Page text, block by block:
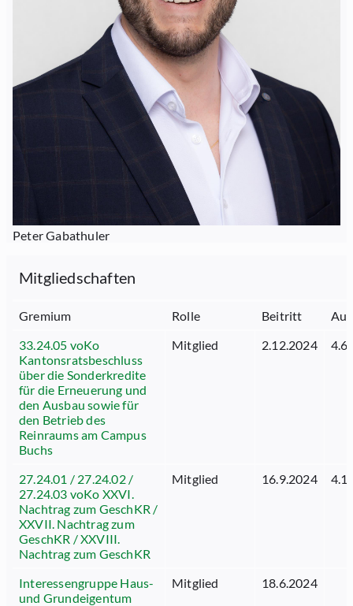
Peter Gabathuler
Mitgliedschaften
Gremium Rolle Beitritt
33.24.05 voKo
Kantonsratsbeschluss
über die Sonderkredite
für die Erneuerung und
den Ausbau sowie für
den Betrieb des
Reinraums am Campus
Buchs
Mitglied 2.12.2024
27.24.01 / 27.24.02 /
27.24.03 voKo XXVI.
Nachtrag zum GeschKR /
XXVII. Nachtrag zum
GeschKR / XXVIII.
Nachtrag zum GeschKR
Mitglied 16.9.2024
Interessengruppe Haus-
und Grundeigentum
Mitglied 18.6.2024